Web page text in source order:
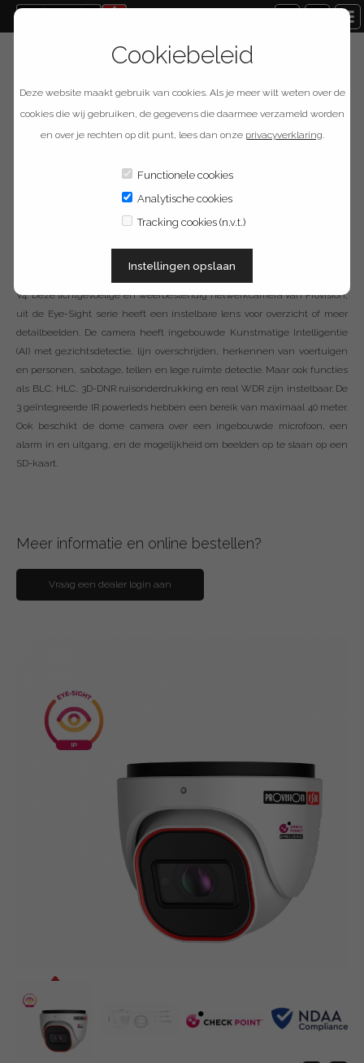
Terug naar overzicht
Provision ISR DI-
360IPEN-MVF-V4
V4. Deze lichtgevoelige en weerbestendig netwerkcamera van Provision,
uit de Eye-Sight serie heeft een instelbare lens voor overzicht of meer
detailbeelden. De camera heeft ingebouwde Kunstmatige Intelligentie
(AI) met gezichtsdetectie, lijn overschrijden, herkennen van voertuigen
en personen, sabotage, tellen en lege ruimte detectie. Maar ook functies
als BLC, HLC, 3D-DNR ruisonderdrukking en real WDR zijn instelbaar. De
3 geïntegreerde IR powerleds hebben een bereik van maximaal 40 meter.
Ook beschikt de dome camera over een ingebouwde microfoon, een
alarm in en uitgang, en de mogelijkheid om beelden op te slaan op een
SD-kaart.
Meer informatie en online bestellen?
Vraag een dealer login aan
Cookiebeleid
Deze website maakt gebruik van cookies. Als je meer wilt weten over de
cookies die wij gebruiken, de gegevens die daarmee verzameld worden
en over je rechten op dit punt, lees dan onze privacyverklaring.
Functionele cookies
Analytische cookies
Tracking cookies (n.v.t.)
Instellingen opslaan